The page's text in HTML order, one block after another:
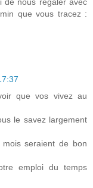
que vous tracez :
que vos vivez au
le savez largement
seraient de bon
emploi du temps